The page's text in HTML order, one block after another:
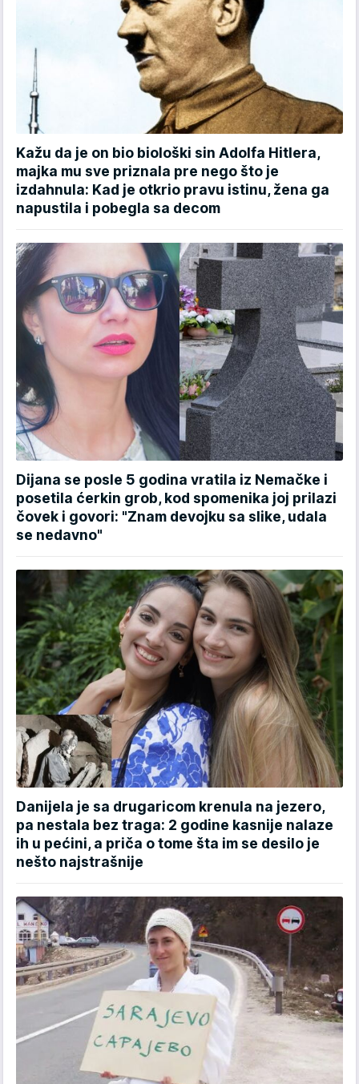
Kažu da je on bio biološki sin Adolfa Hitlera,
majka mu sve priznala pre nego što je
izdahnula: Kad je otkrio pravu istinu, žena ga
napustila i pobegla sa decom
Dijana se posle 5 godina vratila iz Nemačke i
posetila ćerkin grob, kod spomenika joj prilazi
čovek i govori: "Znam devojku sa slike, udala
se nedavno"
Danijela je sa drugaricom krenula na jezero,
pa nestala bez traga: 2 godine kasnije nalaze
ih u pećini, a priča o tome šta im se desilo je
nešto najstrašnije